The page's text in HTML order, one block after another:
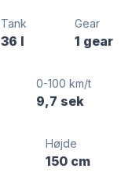
Tank
36 l
Gear
1 gear
0-100 km/t
9,7 sek
Højde
150 cm